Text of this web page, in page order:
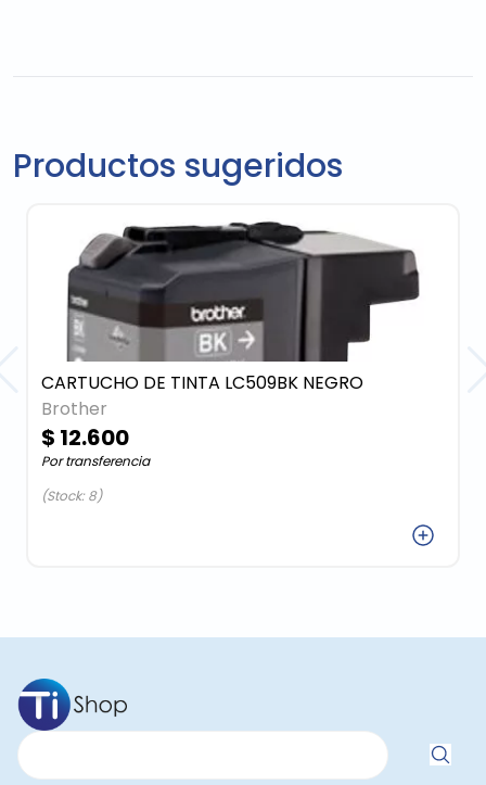
Productos sugeridos
CARTUCHO DE TINTA LC509BK NEGRO
Brother
$ 12.600
Por transferencia
(Stock: 8)